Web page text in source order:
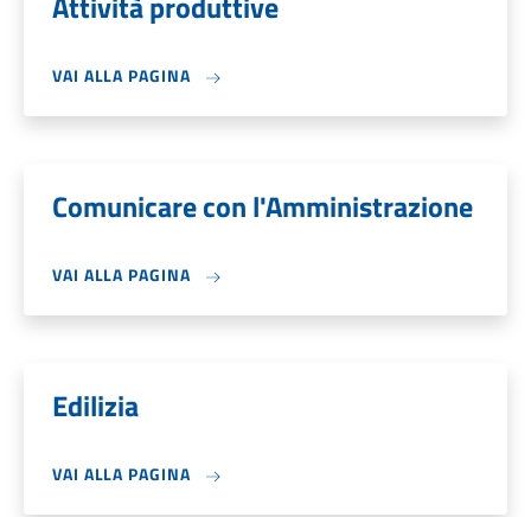
VAI ALLA PAGINA
Comunicare con l'Amministrazione
VAI ALLA PAGINA
Edilizia
VAI ALLA PAGINA